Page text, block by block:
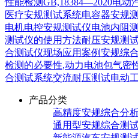
医疗安规测试系统电容器安规
电机电控安规测试仪电池内阻
测试仪的使用方法耐压安规测
合测试仪现场应用案例安规综
检测的必要性,动力电池包气密
合测试系统交流耐压测试电动
产品分类
高精度安规综合分
通用型安规综合测